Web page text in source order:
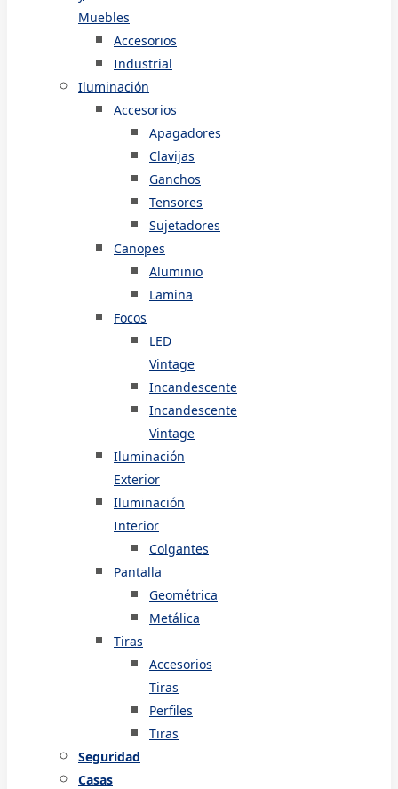
Muebles
Accesorios
Industrial
Iluminación
Accesorios
Apagadores
Clavijas
Ganchos
Tensores
Sujetadores
Canopes
Aluminio
Lamina
Focos
LED
Vintage
Incandescente
Incandescente
Vintage
Iluminación
Exterior
Iluminación
Interior
Colgantes
Pantalla
Geométrica
Metálica
Tiras
Accesorios
Tiras
Perfiles
Tiras
Seguridad
Casas